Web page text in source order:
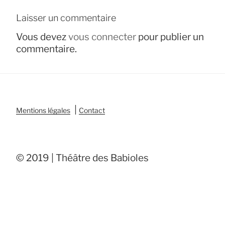
Laisser un commentaire
Vous devezvous connecter pour publier un
commentaire.
Mentions légales Contact
© 2019 | Théâtre des Babioles